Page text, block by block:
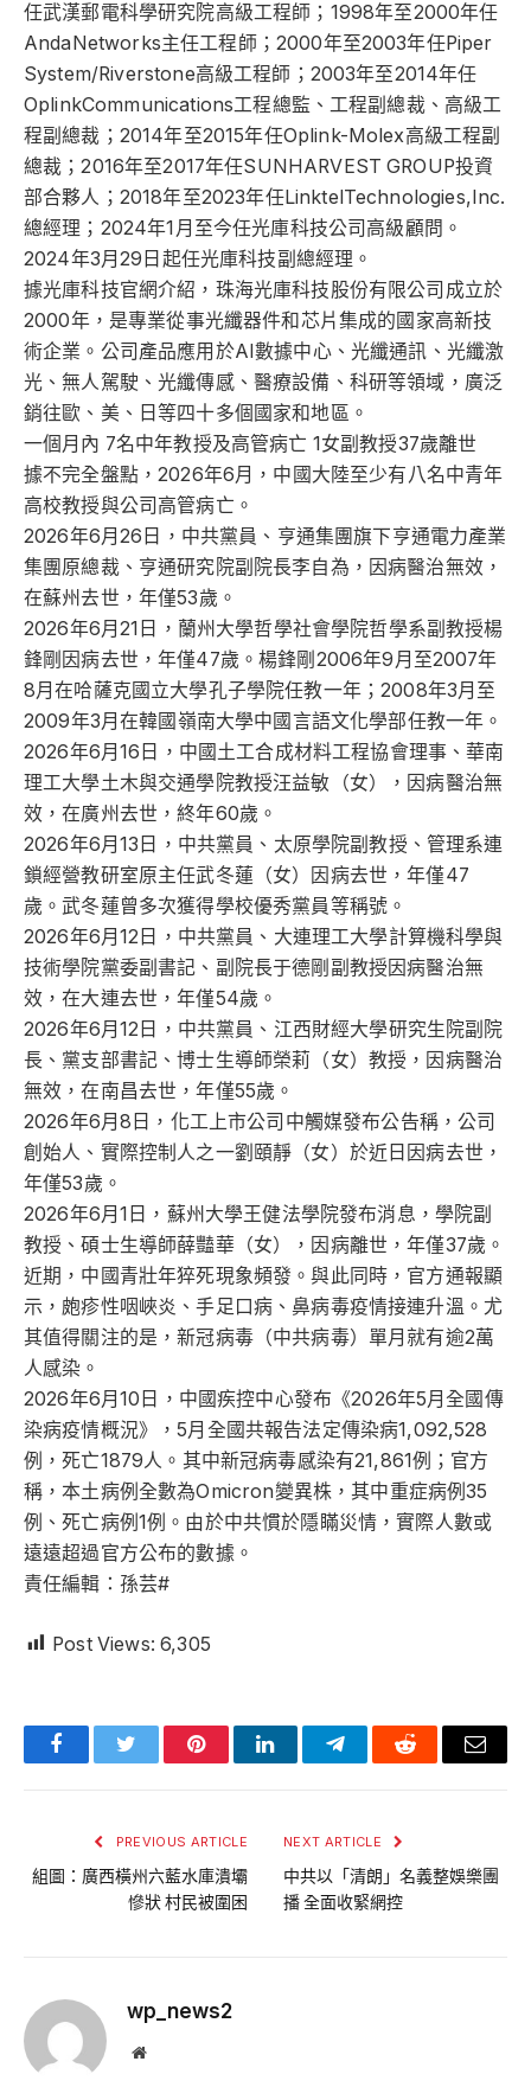
任武漢郵電科學研究院高級工程師；1998年至2000年任
AndaNetworks主任工程師；2000年至2003年任Piper
System/Riverstone高級工程師；2003年至2014年任
OplinkCommunications工程總監、工程副總裁、高級工
程副總裁；2014年至2015年任Oplink-Molex高級工程副
總裁；2016年至2017年任SUNHARVEST GROUP投資
部合夥人；2018年至2023年任LinktelTechnologies,Inc.
總經理；2024年1月至今任光庫科技公司高級顧問。
2024年3月29日起任光庫科技副總經理。
據光庫科技官網介紹，珠海光庫科技股份有限公司成立於
2000年，是專業從事光纖器件和芯片集成的國家高新技
術企業。公司產品應用於AI數據中心、光纖通訊、光纖激
光、無人駕駛、光纖傳感、醫療設備、科研等領域，廣泛
銷往歐、美、日等四十多個國家和地區。
一個月內 7名中年教授及高管病亡 1女副教授37歲離世
據不完全盤點，2026年6月，中國大陸至少有八名中青年
高校教授與公司高管病亡。
2026年6月26日，中共黨員、亨通集團旗下亨通電力產業
集團原總裁、亨通研究院副院長李自為，因病醫治無效，
在蘇州去世，年僅53歲。
2026年6月21日，蘭州大學哲學社會學院哲學系副教授楊
鋒剛因病去世，年僅47歲。楊鋒剛2006年9月至2007年
8月在哈薩克國立大學孔子學院任教一年；2008年3月至
2009年3月在韓國嶺南大學中國言語文化學部任教一年。
2026年6月16日，中國土工合成材料工程協會理事、華南
理工大學土木與交通學院教授汪益敏（女），因病醫治無
效，在廣州去世，終年60歲。
2026年6月13日，中共黨員、太原學院副教授、管理系連
鎖經營教研室原主任武冬蓮（女）因病去世，年僅47
歲。武冬蓮曾多次獲得學校優秀黨員等稱號。
2026年6月12日，中共黨員、大連理工大學計算機科學與
技術學院黨委副書記、副院長于德剛副教授因病醫治無
效，在大連去世，年僅54歲。
2026年6月12日，中共黨員、江西財經大學研究生院副院
長、黨支部書記、博士生導師榮莉（女）教授，因病醫治
無效，在南昌去世，年僅55歲。
2026年6月8日，化工上市公司中觸媒發布公告稱，公司
創始人、實際控制人之一劉頤靜（女）於近日因病去世，
年僅53歲。
2026年6月1日，蘇州大學王健法學院發布消息，學院副
教授、碩士生導師薛豔華（女），因病離世，年僅37歲。
近期，中國青壯年猝死現象頻發。與此同時，官方通報顯
示，皰疹性咽峽炎、手足口病、鼻病毒疫情接連升溫。尤
其值得關注的是，新冠病毒（中共病毒）單月就有逾2萬
人感染。
2026年6月10日，中國疾控中心發布《2026年5月全國傳
染病疫情概況》，5月全國共報告法定傳染病1,092,528
例，死亡1879人。其中新冠病毒感染有21,861例；官方
稱，本土病例全數為Omicron變異株，其中‌重症病例35
例‌、‌死亡病例1例‌。由於中共慣於隱瞞災情，實際人數或
遠遠超過官方公布的數據。
責任編輯：孫芸#
Post Views: 6,305
FacebookTwitter PinterestLinkedInTelegramReddit Email
PREVIOUS ARTICLE
組圖：廣西橫州六藍水庫潰壩
慘狀 村民被圍困
NEXT ARTICLE
中共以「清朗」名義整娛樂團
播 全面收緊網控
wp_news2
Website